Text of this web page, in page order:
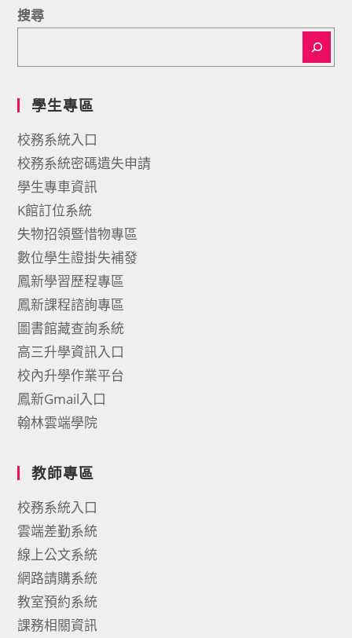
搜尋
學生專區
校務系統入口
校務系統密碼遺失申請
學生專車資訊
K館訂位系統
失物招領暨惜物專區
數位學生證掛失補發
鳳新學習歷程專區
鳳新課程諮詢專區
圖書館藏查詢系統
高三升學資訊入口
校內升學作業平台
鳳新Gmail入口
翰林雲端學院
教師專區
校務系統入口
雲端差勤系統
線上公文系統
網路請購系統
教室預約系統
課務相關資訊